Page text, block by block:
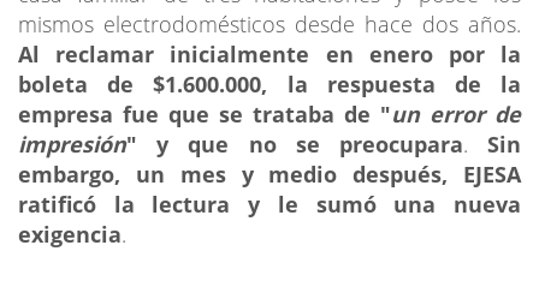
mismos electrodomésticos desde hace dos años.
Al reclamar inicialmente en enero por la
boleta de $1.600.000, la respuesta de la
empresa fue que se trataba de "un error de
impresión" y que no se preocupara.Sin
embargo, un mes y medio después, EJESA
ratificó la lectura y le sumó una nueva
exigencia.